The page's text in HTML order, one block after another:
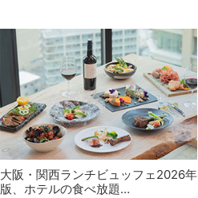
大阪・関西ランチビュッフェ2026年
版、ホテルの食べ放題…